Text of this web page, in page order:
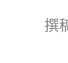
撰